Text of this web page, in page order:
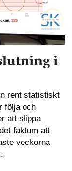
i
rent statistiskt
följa och
att slippa
faktum att
veckorna